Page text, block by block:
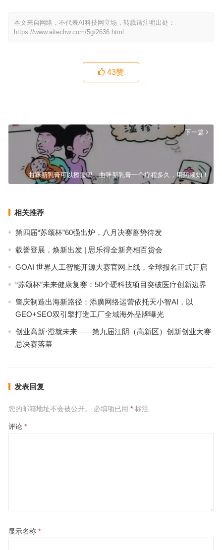
本文来自网络，不代表AI科技网立场，转载请注明出处：
https://www.aitechw.com/5g/2636.html
43赞
下一篇
曲咪新乳膏可以擦脸吗，曲咪新乳膏一个疗程多久，用药须知！
相关推荐
第四届“苏颂杯”60强出炉，八月决赛蓄势待发
载誉登展，焕新出发 | 思乐得全新亮相百货会
GOAI 世界人工智能开源大赛官网上线，全球报名正式开启
“苏颂杯”未来健康复赛：50个硬科技项目突破医疗创新边界
肇庆制造出海新路径：添廣网络运营依托天小智AI，以
GEO+SEO双引擎打造工厂全域海外品牌曝光
创业高新·澄就未来——第九届江阴（高新区）创新创业大赛
总决赛落幕
发表回复
您的邮箱地址不会被公开。 必填项已用 *标注
评论 *
显示名称 *